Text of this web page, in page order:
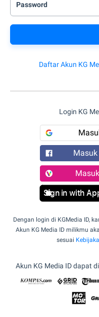
Password
Daftar Akun KG
Login KG
Sign in with
Dengan login di KGMedia ID,
Akun KG Media ID milikmu
sesuai
Akun KG Media ID dapat